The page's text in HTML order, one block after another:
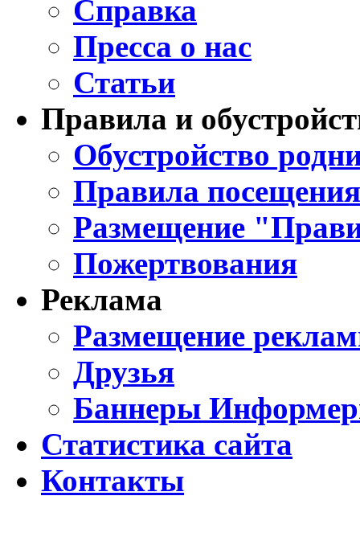
Справка
Пресса о нас
Статьи
Правила и
Обустройство
Правила
Размещение
Пожертвования
Реклама
Размещение
Друзья
Баннеры
Статистика сайта
Контакты